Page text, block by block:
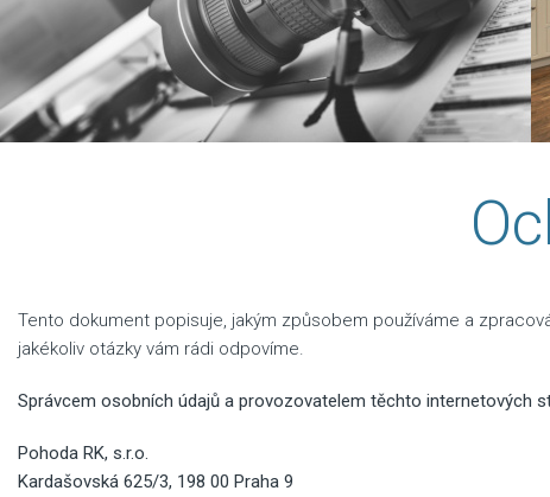
Tento dokument popisuje, jakým způsobem používáme a
jakékoliv otázky vám rádi odpovíme.
Správcem osobních údajů a provozovatelem těchto internetových
Pohoda RK, s.r.o.
Kardašovská 625/3, 198 00 Praha 9